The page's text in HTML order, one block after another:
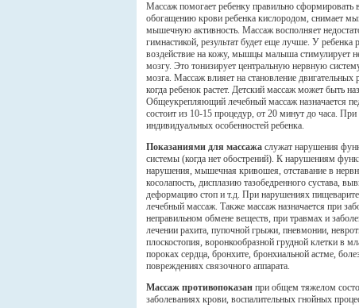
Массаж помогает ребенку правильно
обогащению крови ребенка кислородом, снимает
мышечную активность. Массаж восполняет
гимнастикой, результат будет еще лучше. У
воздействие на кожу, мышцы малыша стимулирует
мозгу. Это тонизирует центральную нервную
мозга. Массаж влияет на становление
когда ребенок растет. Детский массаж может быть
Общеукрепляющий лечебный массаж назначается
состоит из 10-15 процедур, от 20 минут до часа.
индивидуальных особенностей ребенка.
Показаниями для массажа служат нарушения
системы (когда нет обострений). К нарушениям
нарушения, мышечная кривошея, отставание в
косолапость, дисплазию тазобедренного сустава,
деформацию стоп и т.д. При нарушениях
лечебный массаж. Также массаж назначается при
неправильном обмене веществ, при травмах и
лечении рахита, пупочной грыжи, пневмонии,
плоскостопия, воронкообразной грудной клетки в
пороках сердца, бронхите, бронхиальной астме,
повреждениях связочного аппарата.
Массаж противопоказан при общем тяжелом
заболеваниях крови, воспалительных гнойных